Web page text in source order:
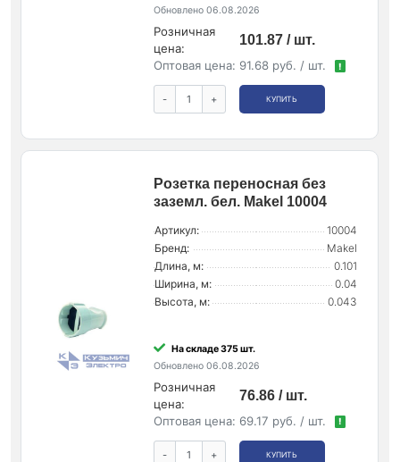
Обновлено 06.08.2026
Розничная
цена:
101.87 / шт.
Оптовая цена: 91.68 руб. / шт. !
- + КУПИТЬ
Розетка переносная без
заземл. бел. Makel 10004
Артикул:
10004
Бренд:
Makel
Длина, м:
0.101
Ширина, м:
0.04
Высота, м:
0.043
На складе 375 шт.
Обновлено 06.08.2026
Розничная
цена:
76.86 / шт.
Оптовая цена: 69.17 руб. / шт. !
- + КУПИТЬ